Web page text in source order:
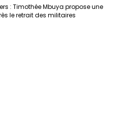
: Timothée Mbuya propose une
le retrait des militaires